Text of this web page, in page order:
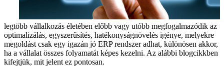
legtöbb vállalkozás életében előbb vagy utóbb megfogalmazódik az
optimalizálás, egyszerűsítés, hatékonyságnövelés igénye, melyekre
megoldást csak egy igazán jó ERP rendszer adhat, különösen akkor,
ha a vállalat összes folyamatát képes kezelni. Az alábbi blogcikkben
kifejtjük, mit jelent ez pontosan.